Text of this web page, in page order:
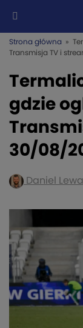
Strona główna »
Transmisja TV i
gdzie
30/08/
Daniel